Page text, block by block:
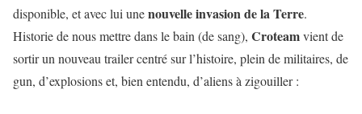
disponible, et avec lui unenouvelle invasion de la Terre.
Historie de nous mettre dans le bain (de sang), Croteamvient de
sortir un nouveau trailer centré sur l’histoire, plein de militaires, de
gun, d’explosions et, bien entendu, d’aliens à zigouiller :